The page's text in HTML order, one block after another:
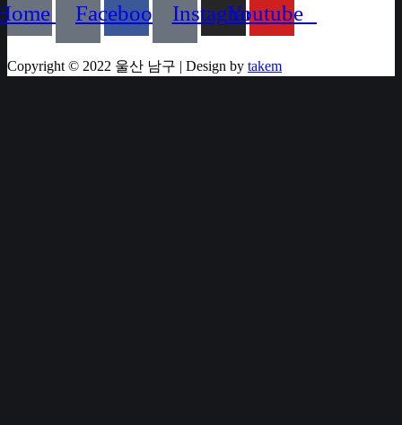
Facebook InstagramYoutube
Copyright © 2022 울산 남구 | Design by takem